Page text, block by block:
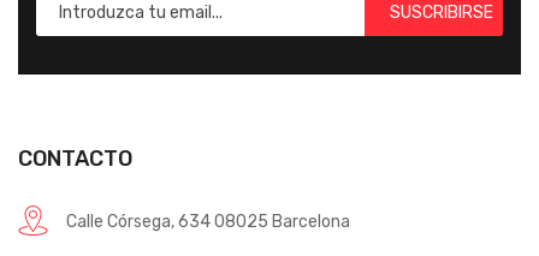
SUSCRIBIRSE
CONTACTO
Calle Córsega, 634 08025 Barcelona